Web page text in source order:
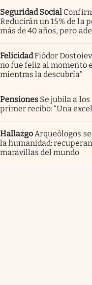
Seguridad Social
Reducirán un 15% de la
más de 40 años, pero
FelicidadFiódor
no fue feliz al momento
mientras la descubría”
Pensiones Se jubila a los
primer recibo: “Una
Hallazgo Arqueólogos
la humanidad:
maravillas del mundo